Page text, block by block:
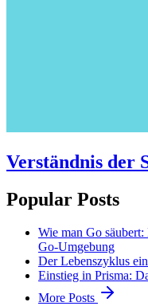
Verständnis der
Popular Posts
Wie man Go
Go-Umgebung
Der Lebenszyklus
Einstieg in Prisma:
More Posts